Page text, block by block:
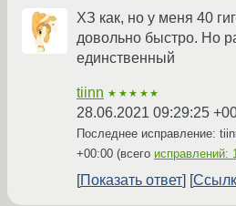
ХЗ как, но у меня 40
довольно быстро. Но
единственный
tiinn ★★★★★
28.06.2021 09:29:25
Последнее исправление:
+00:00 (всего исправлений:
Показать ответ